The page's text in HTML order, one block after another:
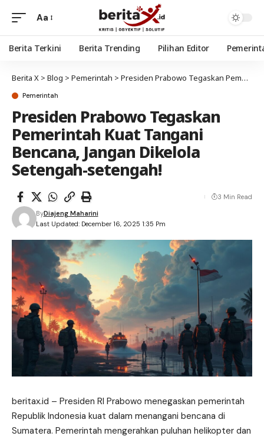
Aa
Berita Terkini Berita Trending Pilihan Editor
Berita X > Blog > Pemerintah > Presiden Prabowo Tegaskan Pemerintah Kuat Tangani Bencana, Jangan Dikelola Setengah-setengah!
Pemerintah
Presiden Prabowo Tegaskan
Pemerintah Kuat Tangani
Bencana, Jangan Dikelola
Setengah-setengah!
Last Updated: December 16, 2025 1:35 Pm
ByDiajeng Maharini
3 Min Read
beritax.id – Presiden RI Prabowo menegaskan pemerintah
Republik Indonesia kuat dalam menangani bencana di
Sumatera. Pemerintah mengerahkan puluhan helikopter dan